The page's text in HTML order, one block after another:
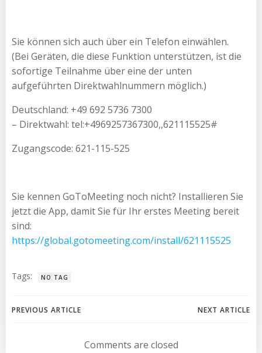
Sie können sich auch über ein Telefon einwählen.
(Bei Geräten, die diese Funktion unterstützen, ist die
sofortige Teilnahme über eine der unten
aufgeführten Direktwahlnummern möglich.)
Deutschland: +49 692 5736 7300
– Direktwahl: tel:+4969257367300,,621115525#
Zugangscode: 621-115-525
Sie kennen GoToMeeting noch nicht? Installieren Sie
jetzt die App, damit Sie für Ihr erstes Meeting bereit
sind:
https://global.gotomeeting.com/install/621115525
Tags: NO TAG
Beitragsnavigation
PREVIOUS ARTICLE NEXT ARTICLE
Comments are closed